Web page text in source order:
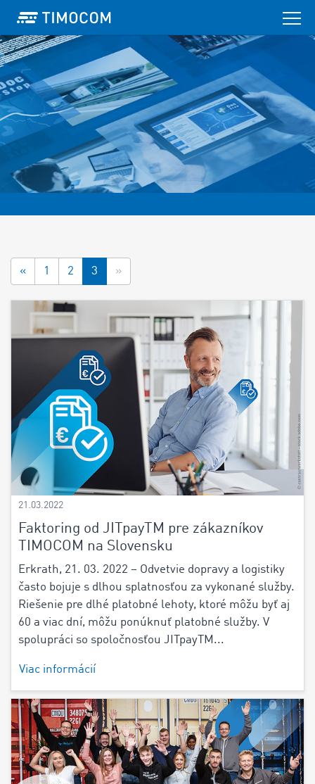
« 1 2 3 »
21.03.2022
Faktoring od JITpayTM pre zákazníkov
TIMOCOM na Slovensku
Erkrath, 21. 03. 2022 – Odvetvie dopravy a logistiky
často bojuje s dlhou splatnosťou za vykonané služby.
Riešenie pre dlhé platobné lehoty, ktoré môžu byť aj
60 a viac dní, môžu ponúknuť platobné služby. V
spolupráci so spoločnosťou JITpayTM...
Viac informácií